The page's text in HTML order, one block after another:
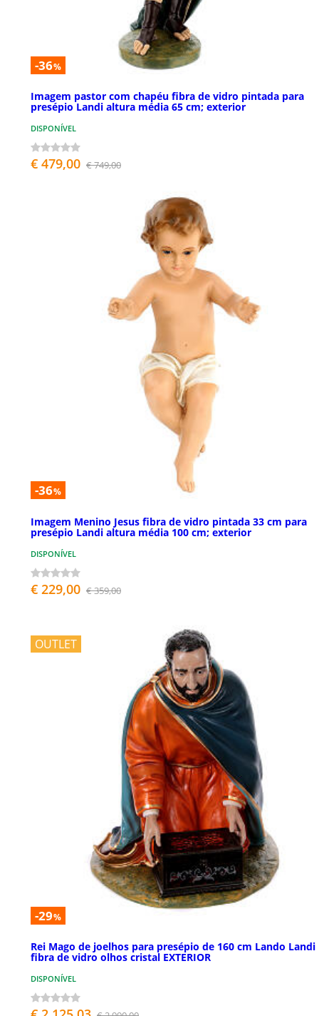
-36%
Imagem pastor com chapéu fibra de vidro pintada para
presépio Landi altura média 65 cm; exterior
DISPONÍVEL
€ 479,00 € 749,00
-36%
Imagem Menino Jesus fibra de vidro pintada 33 cm para
presépio Landi altura média 100 cm; exterior
DISPONÍVEL
€ 229,00 € 359,00
OUTLET
-29%
Rei Mago de joelhos para presépio de 160 cm Lando Landi
fibra de vidro olhos cristal EXTERIOR
DISPONÍVEL